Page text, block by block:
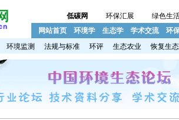
低碳网 环保汇展 绿色生
网站首页 环境学 生态学 学术交流 环
环境监测 法规与标准 环评 生态农业 恢复生态